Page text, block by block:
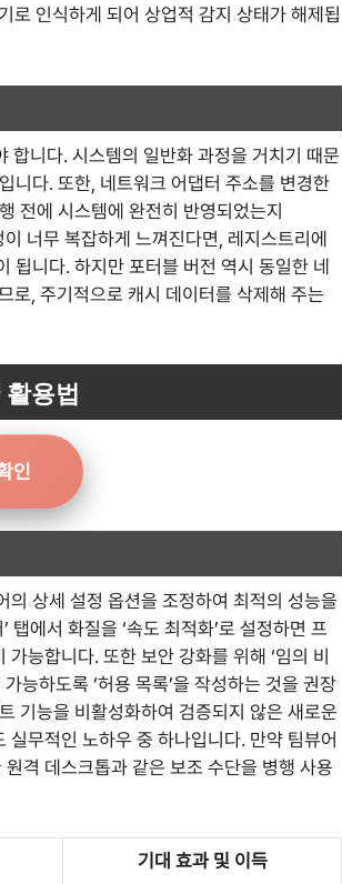
로 인식하게 되어 상업적 감지 상태가 해제됩
니다. 시스템의 일반화 과정을 거치기 때문
니다. 또한, 네트워크 어댑터 주소를 변경한
전에 시스템에 완전히 반영되었는지
너무 복잡하게 느껴진다면, 레지스트리에
됩니다. 하지만 포터블 버전 역시 동일한 네
로, 주기적으로 캐시 데이터를 삭제해 주는
용법
인
상세 설정 옵션을 조정하여 최적의 성능을
탭에서 화질을 ‘속도 최적화’로 설정하면 프
능합니다. 또한 보안 강화를 위해 ‘임의 비
능하도록 ‘허용 목록’을 작성하는 것을 권장
기능을 비활성화하여 검증되지 않은 새로운
무적인 노하우 중 하나입니다. 만약 팀뷰어
격 데스크톱과 같은 보조 수단을 병행 사용
기대 효과 및 이득